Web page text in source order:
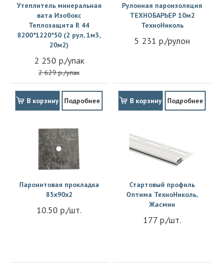
Утеплитель минеральная
вата Изобокс
Теплозащита R 44
8200*1220*50 (2 рул, 1м3,
20м2)
2 250 р./упак
2 629 р./упак
В корзину Подробнее
Рулонная пароизоляция
ТЕХНОБАРЬЕР 10м2
ТехноНиколь
5 231 р./рулон
В корзину Подробнее
Паронитовая прокладка
85x90x2
10.50 р./шт.
Стартовый профиль
Оптима ТехноНиколь,
Жасмин
177 р./шт.